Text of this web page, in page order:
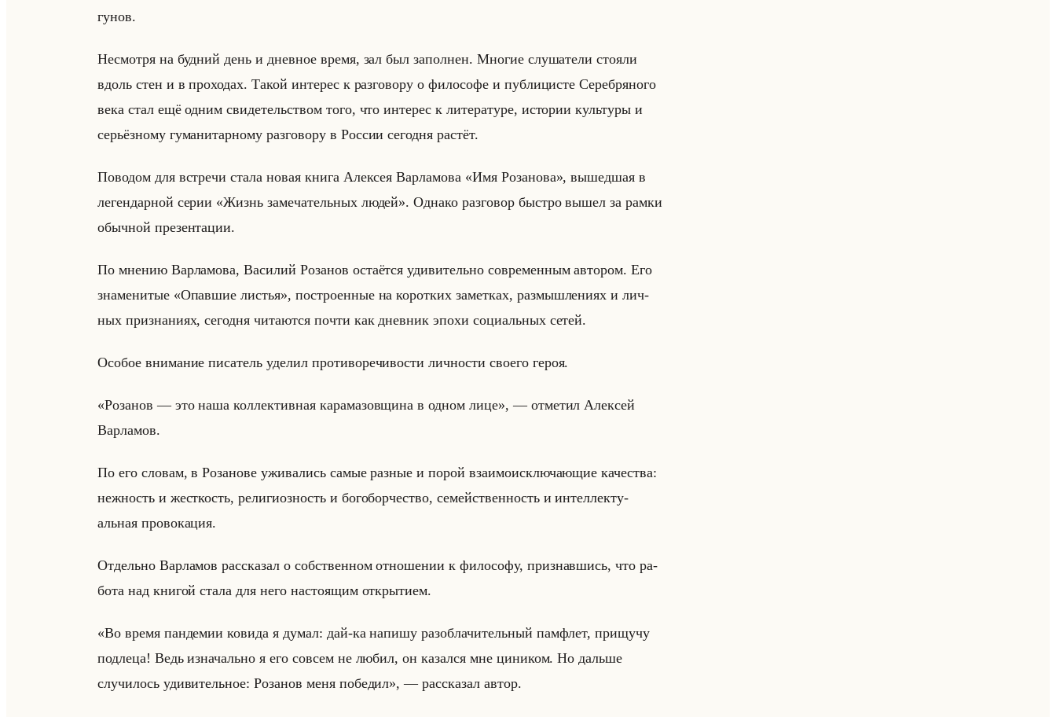
гу­нов.
Несмот­ря на буд­ний день и днев­ное время, зал был за­пол­нен. Мно­гие слу­ша­те­ли сто­яли
вдоль стен и в про­хо­дах. Такой ин­те­рес к раз­го­во­ру о фи­ло­со­фе и пуб­ли­ци­сте Се­реб­ря­но­го
века стал ещё одним сви­де­тельством того, что ин­те­рес к ли­те­ра­ту­ре, ис­то­рии культу­ры и
се­рьёз­но­му гу­ма­ни­тар­но­му раз­го­во­ру в Рос­сии се­год­ня рас­тёт.
По­во­дом для встре­чи стала новая книга Алек­сея Вар­ла­мо­ва «Имя Розанова», вы­шед­шая в
ле­ген­дар­ной серии «Жизнь замечательных людей». Од­на­ко раз­го­вор быст­ро вышел за рамки
обыч­ной пре­зен­та­ции.
По мне­нию Вар­ла­мо­ва, Ва­си­лий Ро­за­нов оста­ёт­ся уди­ви­тельно со­вре­мен­ным ав­то­ром. Его
зна­ме­ни­тые «Опавшие листья», по­стро­ен­ные на ко­рот­ких за­мет­ках, раз­мыш­ле­ни­ях и лич­
ных при­зна­ни­ях, се­год­ня чи­та­ют­ся почти как днев­ник эпохи со­ци­альных сетей.
Осо­бое вни­ма­ние пи­са­тель уде­лил про­ти­во­ре­чи­во­сти лич­но­сти сво­его героя.
«Розанов — это наша коллективная карамазовщина в одном лице», — от­ме­тил Алек­сей
Вар­ла­мов.
По его сло­вам, в Ро­за­но­ве ужи­ва­лись самые раз­ные и порой вза­имо­ис­клю­ча­ющие ка­че­ства:
неж­ность и жест­кость, ре­ли­ги­оз­ность и бо­го­бор­че­ство, се­мействен­ность и ин­тел­лек­ту­
альная про­во­ка­ция.
От­дельно Вар­ла­мов рас­ска­зал о соб­ствен­ном от­но­ше­нии к фи­ло­со­фу, при­знав­шись, что ра­
бо­та над кни­гой стала для него на­сто­ящим от­кры­ти­ем.
«Во время пандемии ковида я думал: дай-ка напишу разоблачительный памфлет, прищучу
подлеца! Ведь изначально я его совсем не любил, он казался мне циником. Но дальше
случилось удивительное: Розанов меня победил», — рас­ска­зал автор.